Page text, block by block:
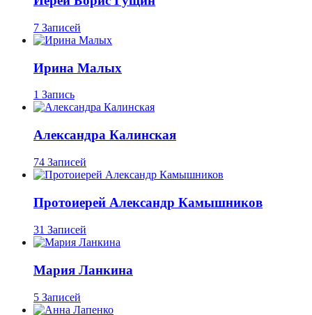
7 Записей
Ирина Малых
1 Запись
Александра Калинская
74 Записей
Протоиерей Александр Камышников
31 Записей
Мария Ланкина
5 Записей